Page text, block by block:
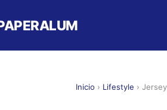
Inicio › Lifestyle ›